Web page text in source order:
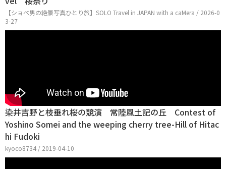
【ショベ男の絶景写真ひとり旅】SOLO Travel in JAPAN with a caMera / 2026-0
3-27
染井吉野と枝垂れ桜の競演 常陸風土記の丘 Contest of
Yoshino Somei and the weeping cherry tree-Hill of Hitac
hi Fudoki
kyoco8734 / 2019-04-10